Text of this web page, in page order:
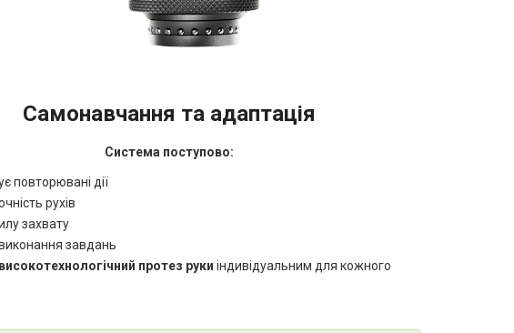
Самонавчання та адаптація
Система поступово:
повторювані дії
рухів
захвату
завдань
високотехнологічний протез руки індивідуальним для кожного